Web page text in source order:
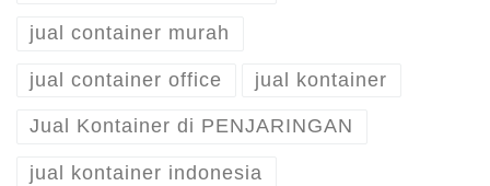
jual container murah
jual container office jual kontainer
Jual Kontainer di PENJARINGAN
jual kontainer indonesia